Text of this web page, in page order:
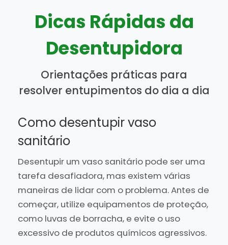
Dicas Rápidas da
Desentupidora
Orientações práticas para
resolver entupimentos do dia a dia
Como desentupir vaso
sanitário
Desentupir um vaso sanitário pode ser uma
tarefa desafiadora, mas existem várias
maneiras de lidar com o problema. Antes de
começar, utilize equipamentos de proteção,
como luvas de borracha, e evite o uso
excessivo de produtos químicos agressivos.